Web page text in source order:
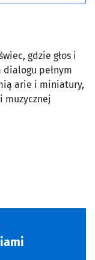
gdzie głos i
pełnym
arie i miniatury,
muzycznej
w nowej karcie